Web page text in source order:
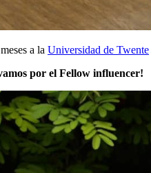
a la Universidad de Twente
por el Fellow influencer!